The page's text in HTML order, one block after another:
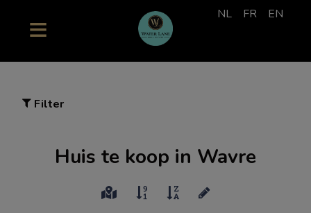
NL FR EN
Filter
Huis te koop in Wavre